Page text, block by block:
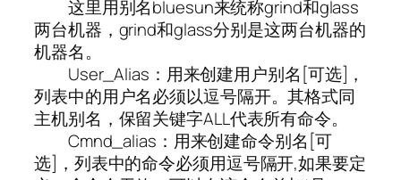
这里用别名bluesun来统称grind和glass
两台机器，grind和glass分别是这两台机器的
机器名。
User_Alias：用来创建用户别名[可选]，
列表中的用户名必须以逗号隔开。其格式同
主机别名，保留关键字ALL代表所有命令。
Cmnd_alias：用来创建命令别名[可
选]，列表中的命令必须用逗号隔开,如果要定